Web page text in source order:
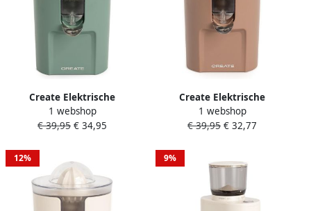
Create Elektrische
citruspers 100W Sage
JUICER STUDIO
1 webshop
€ 39,95 € 34,95
Create Elektrische
citruspers 100W Mokka
JUICER STUDIO
1 webshop
€ 39,95 € 32,77
12% 9%